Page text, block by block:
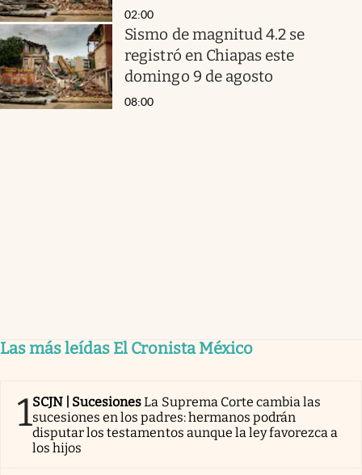
02:00
Sismo de magnitud 4.2 se
registró en Chiapas este
domingo 9 de agosto
08:00
Las más leídas El Cronista México
1SCJN | SucesionesLa Suprema Corte cambia las
sucesiones en los padres: hermanos podrán
disputar los testamentos aunque la ley favorezca a
los hijos